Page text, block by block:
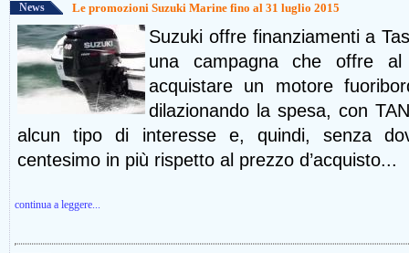
News Le promozioni Suzuki Marine fino al 31 luglio 2015
Suzuki offre finanziamenti a
una campagna che offre al
acquistare un motore
dilazionando la spesa, con
alcun tipo di interesse e, quindi, senza
centesimo in più rispetto al prezzo d’acquisto...
continua a leggere...